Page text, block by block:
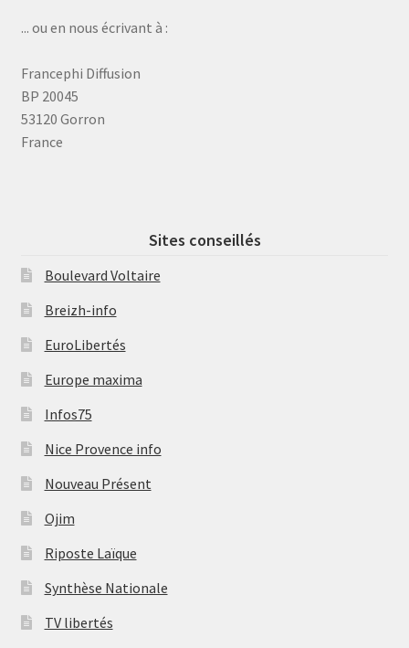
... ou en nous écrivant à :
Francephi Diffusion
BP 20045
53120 Gorron
France
Sites conseillés
Boulevard Voltaire
Breizh-info
EuroLibertés
Europe maxima
Infos75
Nice Provence info
Nouveau Présent
Ojim
Riposte Laïque
Synthèse Nationale
TV libertés